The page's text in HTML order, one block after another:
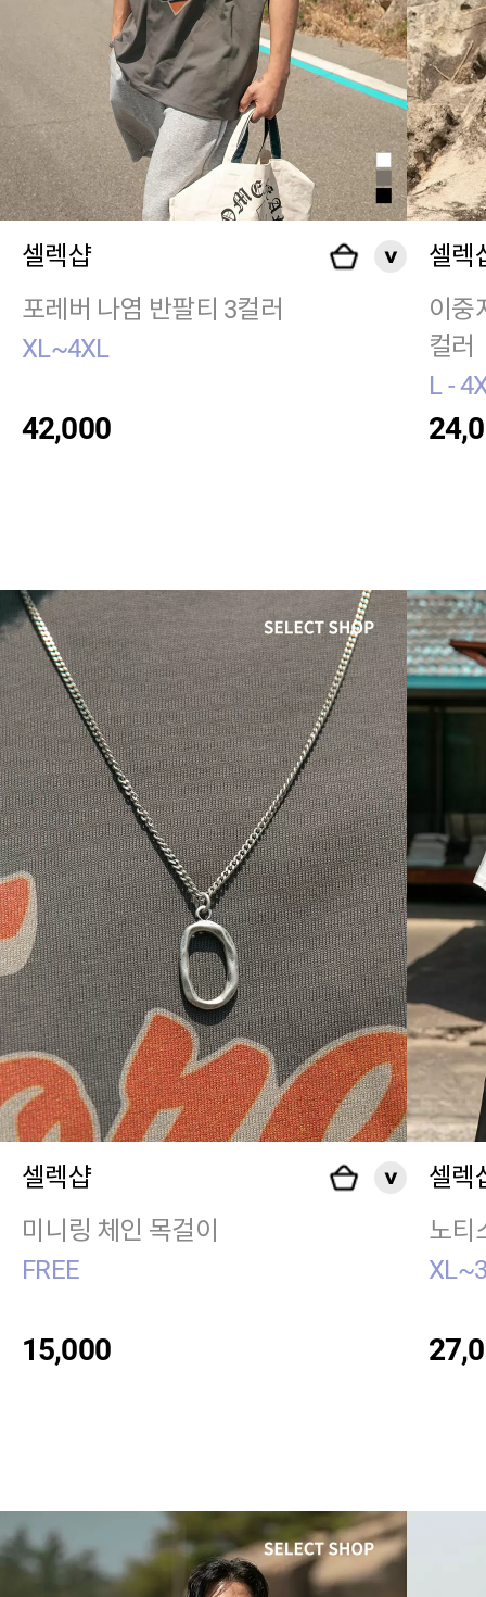
셀렉샵
포레버 나염 반팔티 3컬러
XL~4XL
42,000
셀렉
이중
컬러
L -
셀렉샵
미니링 체인 목걸이
FREE
15,000
셀렉
노티